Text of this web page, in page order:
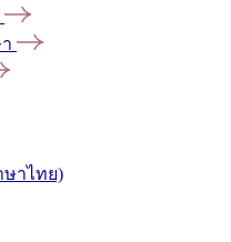
าไทย)